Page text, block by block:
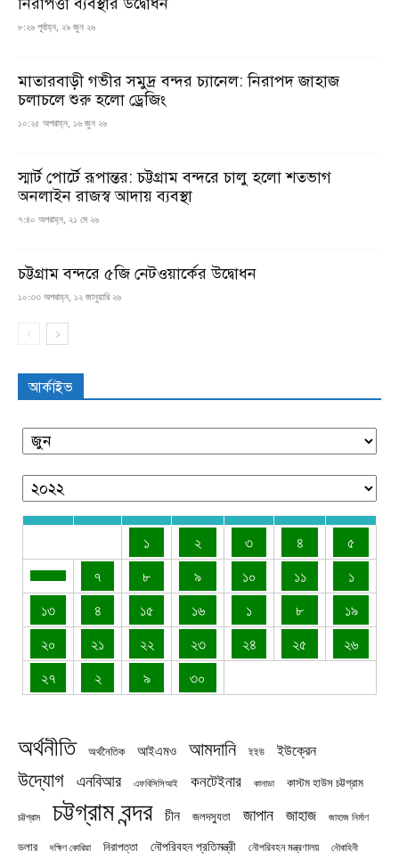
৮:২৬ পূর্বাহ্ন, ২৯ জুন ২৬
মাতারবাড়ী গভীর সমুদ্র বন্দর চ্যানেল: নিরাপদ জাহাজ
চলাচলে শুরু হলো ড্রেজিং
১০:২৫ অপরাহ্ন, ১৬ জুন ২৬
স্মার্ট পোর্টে রূপান্তর: চট্টগ্রাম বন্দরে চালু হলো শতভাগ
অনলাইন রাজস্ব আদায় ব্যবস্থা
৭:৪০ অপরাহ্ন, ২১ মে ২৬
চট্টগ্রাম বন্দরে ৫জি নেটওয়ার্কের উদ্বোধন
১০:৩৩ অপরাহ্ন, ১২ জানুয়ারি ২৬
আর্কাইভ
১ ২ ৩ ৪
৫
৭
৮ ৯ ১০ ১১
১
১৩
৪ ১৫ ১৬ ১ ৮
১৯
২০
২১ ২২ ২৩ ২৪ ২৫
২৬
২৭
২ ৯ ৩০
অর্থনীতি অর্থনৈতিক আইএমও আমদানি ইইউ ইউক্রেন
উদ্যোগ এনবিআর এফবিসিসিআই কনটেইনার কানাডা কাস্টম হাউস চট্টগ্রাম
চট্টগ্রাম চট্টগ্রাম বন্দর চীন জলদস্যুতা জাপান জাহাজ জাহাজ নির্মাণ
ডলার দক্ষিণ কোরিয়া নিরাপত্তা নৌপরিবহন প্রতিমন্ত্রী নৌপরিবহন মন্ত্রণালয় নৌবাহিনী